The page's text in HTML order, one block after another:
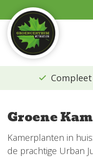
a
r
o
Groene
Kamerplanten in
de prachtige Urban